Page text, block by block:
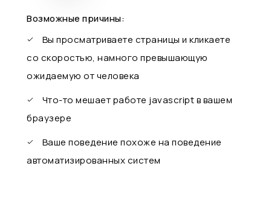
Возможные причины:
Вы просматриваете страницы и кликаете
со скоростью, намного превышающую
ожидаемую от человека
Что-то мешает работе javascript в вашем
браузере
Ваше поведение похоже на поведение
автоматизированных систем